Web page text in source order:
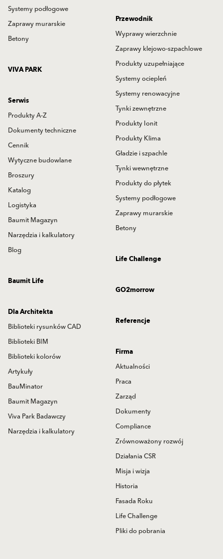
Systemy podłogowe
Zaprawy murarskie
Betony
Przewodnik
Wyprawy wierzchnie
Zaprawy klejowo-szpachlowe
Produkty uzupełniające
Systemy ociepleń
Systemy renowacyjne
Tynki zewnętrzne
Produkty Ionit
Produkty Klima
Gładzie i szpachle
Tynki wewnętrzne
Produkty do płytek
Systemy podłogowe
Zaprawy murarskie
Betony
VIVA PARK
Serwis
Produkty A-Z
Dokumenty techniczne
Cennik
Wytyczne budowlane
Broszury
Katalog
Logistyka
Baumit Magazyn
Narzędzia i kalkulatory
Blog
Life Challenge
Baumit Life
GO2morrow
Dla Architekta
Biblioteki rysunków CAD
Biblioteki BIM
Biblioteki kolorów
Artykuły
BauMinator
Baumit Magazyn
Viva Park Badawczy
Narzędzia i kalkulatory
Referencje
Firma
Aktualności
Praca
Zarząd
Dokumenty
Compliance
Zrównoważony rozwój
Działania CSR
Misja i wizja
Historia
Fasada Roku
Life Challenge
Pliki do pobrania